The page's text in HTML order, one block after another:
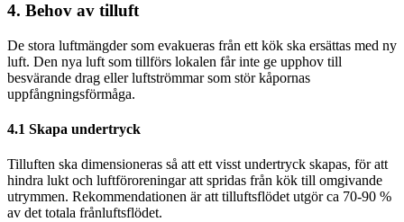
4. Behov av tilluft
De stora luftmängder som evakueras från ett kök ska ersättas med ny
luft. Den nya luft som tillförs lokalen får inte ge upphov till
besvärande drag eller luftströmmar som stör kåpornas
uppfångningsförmåga.
4.1 Skapa undertryck
Tilluften ska dimensioneras så att ett visst undertryck skapas, för att
hindra lukt och luftföroreningar att spridas från kök till omgivande
utrymmen. Rekommendationen är att tilluftsflödet utgör ca 70-90 %
av det totala frånluftsflödet.